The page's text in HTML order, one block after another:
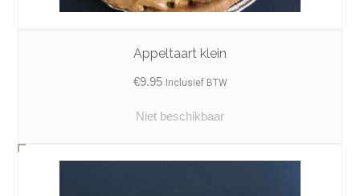
Appeltaart klein
€9.95 Inclusief BTW
Niet beschikbaar